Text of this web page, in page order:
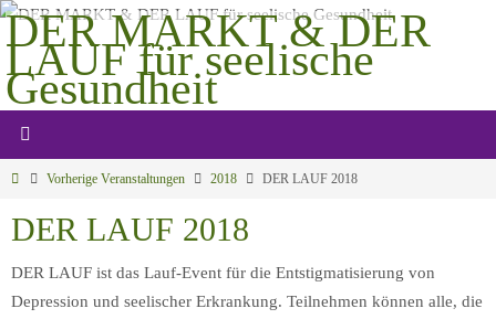
Zum
Inhalt
springen
DER MARKT & DER
LAUF für seelische
Gesundheit
StartVorherige Veranstaltungen 2018 DER LAUF 2018
DER LAUF 2018
DER LAUF ist das Lauf-Event für die Entstigmatisierung von
Depression und seelischer Erkrankung. Teilnehmen können alle, die